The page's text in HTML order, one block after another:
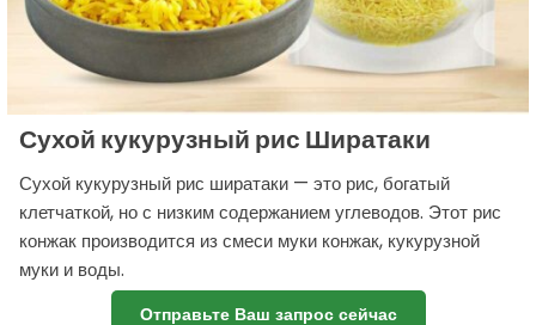
Сухой кукурузный рис Ширатаки
Сухой кукурузный рис ширатаки — это рис, богатый
клетчаткой, но с низким содержанием углеводов. Этот рис
конжак производится из смеси муки конжак, кукурузной
муки и воды.
Отправьте Ваш запрос сейчас